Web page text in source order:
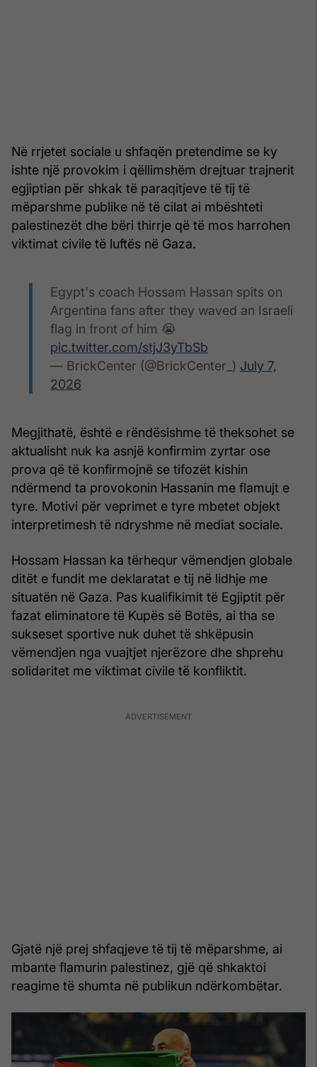
Në rrjetet sociale u shfaqën pretendime se ky
ishte një provokim i qëllimshëm drejtuar trajnerit
egjiptian për shkak të paraqitjeve të tij të
mëparshme publike në të cilat ai mbështeti
palestinezët dhe bëri thirrje që të mos harrohen
viktimat civile të luftës në Gaza.
Egypt's coach Hossam Hassan spits on
Argentina fans after they waved an Israeli
flag in front of him 😭
pic.twitter.com/stjJ3yTbSb
— BrickCenter (@BrickCenter_) July 7,
2026
Megjithatë, është e rëndësishme të theksohet se
aktualisht nuk ka asnjë konfirmim zyrtar ose
prova që të konfirmojnë se tifozët kishin
ndërmend ta provokonin Hassanin me flamujt e
tyre. Motivi për veprimet e tyre mbetet objekt
interpretimesh të ndryshme në mediat sociale.
Hossam Hassan ka tërhequr vëmendjen globale
ditët e fundit me deklaratat e tij në lidhje me
situatën në Gaza. Pas kualifikimit të Egjiptit për
fazat eliminatore të Kupës së Botës, ai tha se
sukseset sportive nuk duhet të shkëpusin
vëmendjen nga vuajtjet njerëzore dhe shprehu
solidaritet me viktimat civile të konfliktit.
Gjatë një prej shfaqjeve të tij të mëparshme, ai
mbante flamurin palestinez, gjë që shkaktoi
reagime të shumta në publikun ndërkombëtar.